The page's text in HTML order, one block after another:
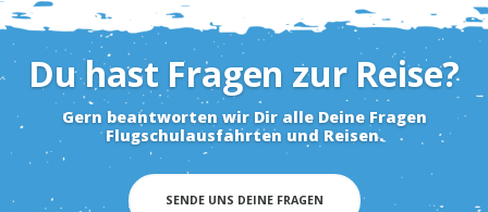
Du hast Fragen zur Reise?
Gern beantworten wir Dir alle Deine Fragen
Flugschulausfahrten und Reisen.
SENDE UNS DEINE FRAGEN